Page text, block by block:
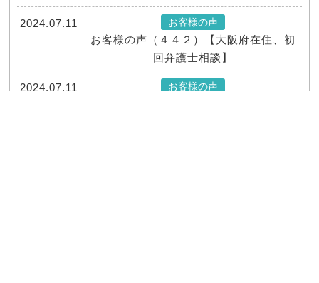
2024.07.11 お客様の声
お客様の声（４４２）【大阪府在住、初
回弁護士相談】
2024.07.11 お客様の声